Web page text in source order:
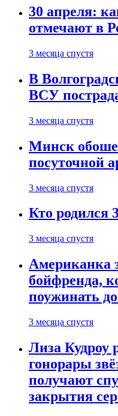
30 апреля:
отмечают в
3 месяца спустя
В
ВСУ
3 месяца спустя
Минск
посуточной
3 месяца спустя
Кто родился
3 месяца спустя
Американка
бойфренда,
поужинать
3 месяца спустя
Лиза Кудроу
гонорары
получают
закрытия